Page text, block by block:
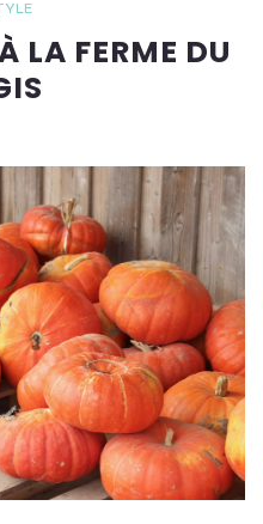
LA FERME DU